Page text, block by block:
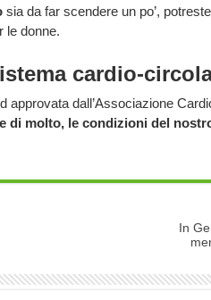
sia da far scendere un po’,
le donne.
cardio-
approvata dall’Associazione
di molto, le condizioni del
In